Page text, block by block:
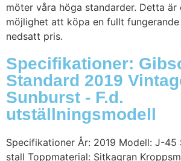
möter våra höga standarder. Detta är
möjlighet att köpa en fullt
nedsatt pris.
Specifikationer:
Standard 2019
Sunburst - F.d.
utställningsmodell
Specifikationer År: 2019 Modell: J-45
stall Toppmaterial: Sitkagran